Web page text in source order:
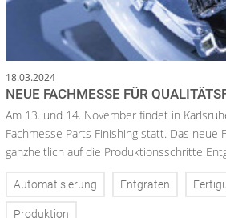
18.03.2024
NEUE FACHMESSE FÜR
Am 13. und 14. November findet in
Fachmesse Parts Finishing statt. Das neue
ganzheitlich auf die Produktionsschritte
Automatisierung Entgraten
Produktion